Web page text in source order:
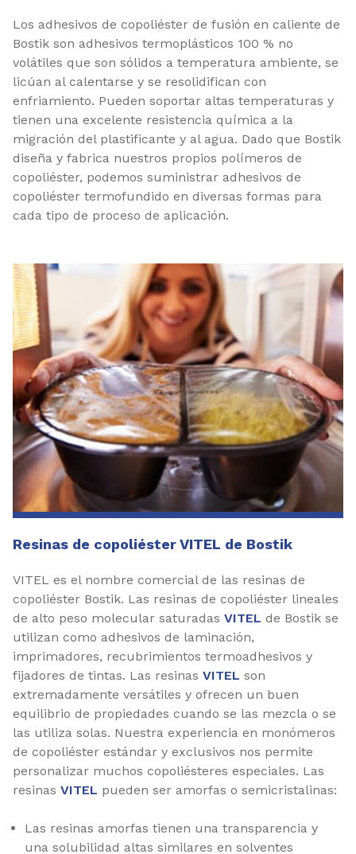
Los adhesivos de copoliéster de fusión en caliente de
Bostik son adhesivos termoplásticos 100 % no
volátiles que son sólidos a temperatura ambiente, se
licúan al calentarse y se resolidifican con
enfriamiento. Pueden soportar altas temperaturas y
tienen una excelente resistencia química a la
migración del plastificante y al agua. Dado que Bostik
diseña y fabrica nuestros propios polímeros de
copoliéster, podemos suministrar adhesivos de
copoliéster termofundido en diversas formas para
cada tipo de proceso de aplicación.
Resinas de copoliéster VITEL de Bostik
VITEL es el nombre comercial de las resinas de
copoliéster Bostik. Las resinas de copoliéster lineales
de alto peso molecular saturadas VITEL de Bostik se
utilizan como adhesivos de laminación,
imprimadores, recubrimientos termoadhesivos y
fijadores de tintas. Las resinas VITEL son
extremadamente versátiles y ofrecen un buen
equilibrio de propiedades cuando se las mezcla o se
las utiliza solas. Nuestra experiencia en monómeros
de copoliéster estándar y exclusivos nos permite
personalizar muchos copoliésteres especiales. Las
resinas VITEL pueden ser amorfas o semicristalinas:
Las resinas amorfas tienen una transparencia y
una solubilidad altas similares en solventes